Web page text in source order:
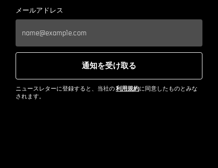
メールアドレス
通知を受け取る
ニュースレターに登録すると、当社の利用規約に同意したものとみな
されます。